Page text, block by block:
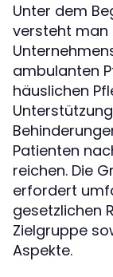
Unter dem
versteht man
ambulanten
häuslichen
Patienten
reichen. Die
erfordert
gesetzlichen
Zielgruppe
Aspekte.